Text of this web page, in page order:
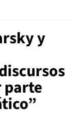
y
parte